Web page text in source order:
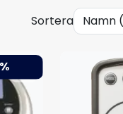
Sortera